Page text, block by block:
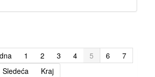
1 2 3 4 5 6
7
Sledeća Kraj